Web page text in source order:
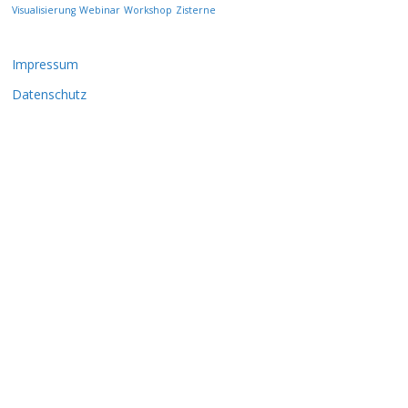
Visualisierung Webinar Workshop Zisterne
Impressum
Datenschutz